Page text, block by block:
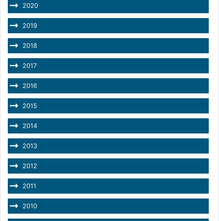
2020
2019
2018
2017
2016
2015
2014
2013
2012
2011
2010